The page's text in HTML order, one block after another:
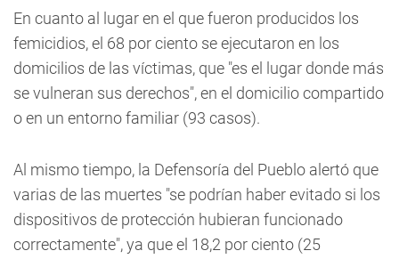
En cuanto al lugar en el que fueron producidos los
femicidios, el 68 por ciento se ejecutaron en los
domicilios de las víctimas, que "es el lugar donde más
se vulneran sus derechos", en el domicilio compartido
o en un entorno familiar (93 casos).
Al mismo tiempo, la Defensoría del Pueblo alertó que
varias de las muertes "se podrían haber evitado si los
dispositivos de protección hubieran funcionado
correctamente", ya que el 18,2 por ciento (25